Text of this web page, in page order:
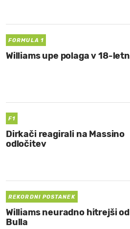
FORMULA 1
Williams upe polaga v 18-
F1
Dirkači reagirali na Massino
odločitev
REKORDNI POSTANEK
Williams neuradno hitrejši od
Bulla